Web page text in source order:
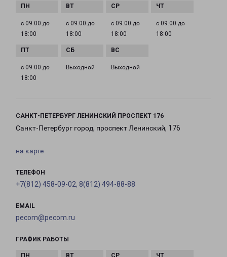
с 09:00 до
18:00
с 09:00 до
18:00
с 09:00 до
18:00
с 09:00 до
18:00
с 09:00 до
18:00
Выходной Выходной
САНКТ-ПЕТЕРБУРГ ЛЕНИНСКИЙ ПРОСПЕКТ 176
Санкт-Петербург город, проспект Ленинский, 176
на карте
ТЕЛЕФОН
+7(812) 458-09-02, 8(812) 494-88-88
EMAIL
pecom@pecom.ru
ГРАФИК РАБОТЫ